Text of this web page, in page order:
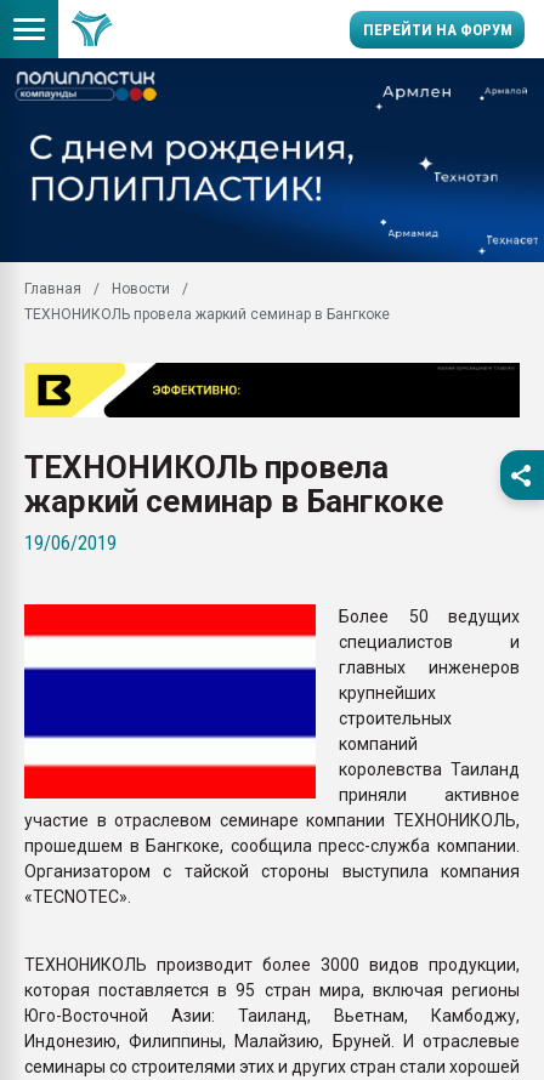
ПЕРЕЙТИ НА ФОРУМ
заводу пластмасс"
28.07.2026
пластмасс
28.07.2026
ПЕРЕЙТИ НА
Главная
Новости
ТЕХНОНИКОЛЬ провела жаркий семинар в Бангкоке
ТЕХНОНИКОЛЬ провела
жаркий семинар в Бангкоке
19/06/2019
Более 50 ведущих
специалистов и
главных инженеров
крупнейших
строительных
компаний
королевства Таиланд
приняли активное
участие в отраслевом семинаре компании ТЕХНОНИКОЛЬ,
прошедшем в Бангкоке, сообщила пресс-служба компании.
Организатором с тайской стороны выступила компания
«TECNOTEC».
ТЕХНОНИКОЛЬ производит более 3000 видов продукции,
которая поставляется в 95 стран мира, включая регионы
Юго-Восточной Азии: Таиланд, Вьетнам, Камбоджу,
Индонезию, Филиппины, Малайзию, Бруней. И отраслевые
семинары со строителями этих и других стран стали хорошей